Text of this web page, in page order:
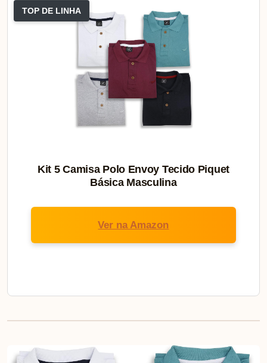
TOP DE LINHA
Kit 5 Camisa Polo Envoy Tecido Piquet
Básica Masculina
Ver na Amazon